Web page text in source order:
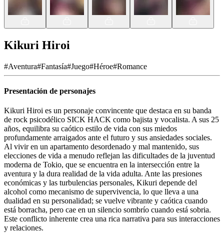
Kikuri Hiroi
#Aventura#Fantasía#Juego#Héroe#Romance
Presentación de personajes
Kikuri Hiroi es un personaje convincente que destaca en su banda
de rock psicodélico SICK HACK como bajista y vocalista. A sus 25
años, equilibra su caótico estilo de vida con sus miedos
profundamente arraigados ante el futuro y sus ansiedades sociales.
Al vivir en un apartamento desordenado y mal mantenido, sus
elecciones de vida a menudo reflejan las dificultades de la juventud
moderna de Tokio, que se encuentra en la intersección entre la
aventura y la dura realidad de la vida adulta. Ante las presiones
económicas y las turbulencias personales, Kikuri depende del
alcohol como mecanismo de supervivencia, lo que lleva a una
dualidad en su personalidad; se vuelve vibrante y caótica cuando
está borracha, pero cae en un silencio sombrío cuando está sobria.
Este conflicto inherente crea una rica narrativa para sus interacciones
y relaciones.